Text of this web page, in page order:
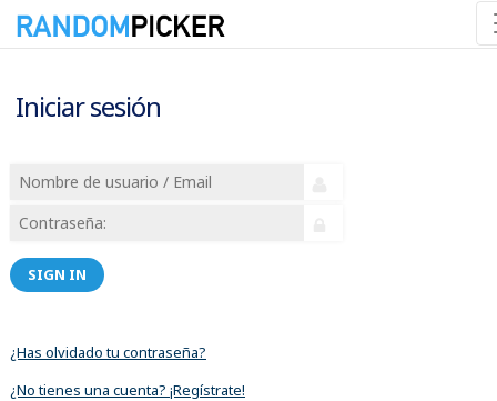
Iniciar sesión
SIGN IN
¿Has olvidado tu contraseña?
¿No tienes una cuenta? ¡Regístrate!